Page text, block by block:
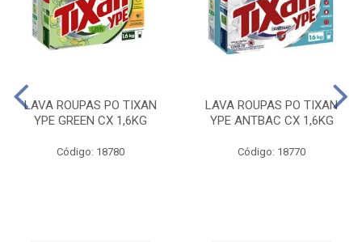
LAVA ROUPAS PO TIXAN
YPE GREEN CX 1,6KG
Código: 18780
LAVA ROUPAS PO TIXAN
YPE ANTBAC CX 1,6KG
Código: 18770